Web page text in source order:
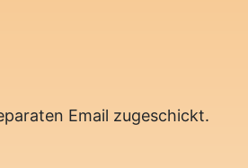
Email zugeschickt.